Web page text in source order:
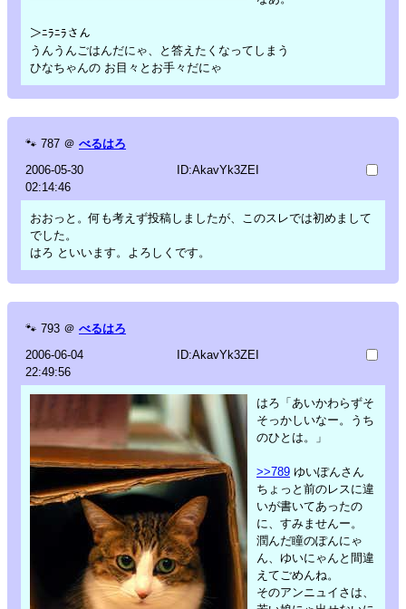
＞ﾆﾗﾆﾗさん
うんうんごはんだにゃ、と答えたくなってしまう
ひなちゃんの お目々とお手々だにゃ
🐾 787 ＠ べるはろ
2006-05-30
02:14:46
ID:AkavYk3ZEI
おおっと。何も考えず投稿しましたが、このスレでは初めまして
でした。
はろ といいます。よろしくです。
🐾 793 ＠ べるはろ
2006-06-04
22:49:56
ID:AkavYk3ZEI
はろ「あいかわらずそ
そっかしいなー。うち
のひとは。」
>>789 ゆいぽんさん
ちょっと前のレスに違
いが書いてあったの
に、すみませんー。
潤んだ瞳のぽんにゃ
ん、ゆいにゃんと間違
えてごめんね。
そのアンニュイさは、